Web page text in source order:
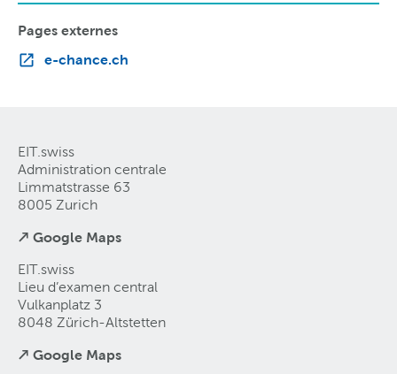
Pages externes
e-chance.ch
EIT.swiss
Administration centrale
Limmatstrasse 63
8005 Zurich
↗ Google Maps
EIT.swiss
Lieu d’examen central
Vulkanplatz 3
8048 Zürich-Altstetten
↗ Google Maps